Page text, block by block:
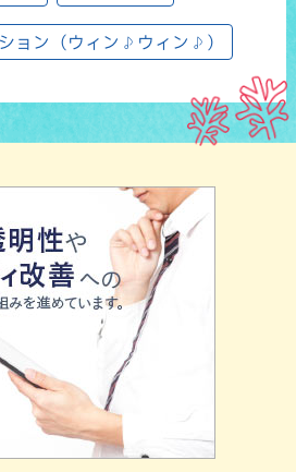
ョン（ウィン♪ウィン♪）